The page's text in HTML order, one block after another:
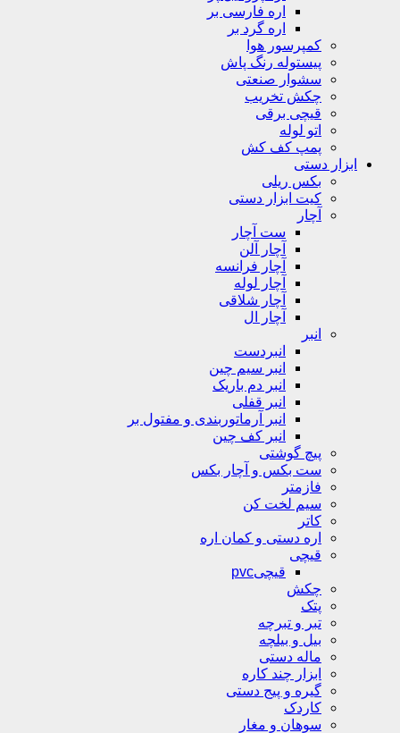
اره فارسی بر
اره گرد بر
کمپرسور هوا
پیستوله رنگ پاش
سشوار صنعتی
چکش تخریب
قیچی برقی
اتو لوله
پمپ کف کش
ابزار دستی
بکس ریلی
کیت ابزار دستی
آچار
ست آچار
آچار آلن
آچار فرانسه
آچار لوله
آچار شلاقی
آچار ال
انبر
انبردست
انبر سیم چین
انبر دم باریک
انبر قفلی
انبر آرماتوربندی و مفتول بر
انبر کف چین
پیچ گوشتی
ست بکس و آچار بکس
فازمتر
سیم لخت کن
کاتر
اره دستی و کمان اره
قیچی
قیچیpvc
چکش
پتک
تبر و تبرچه
بیل و بیلچه
ماله دستی
ابزار چند کاره
گیره و پیج دستی
کاردک
سوهان و مغار